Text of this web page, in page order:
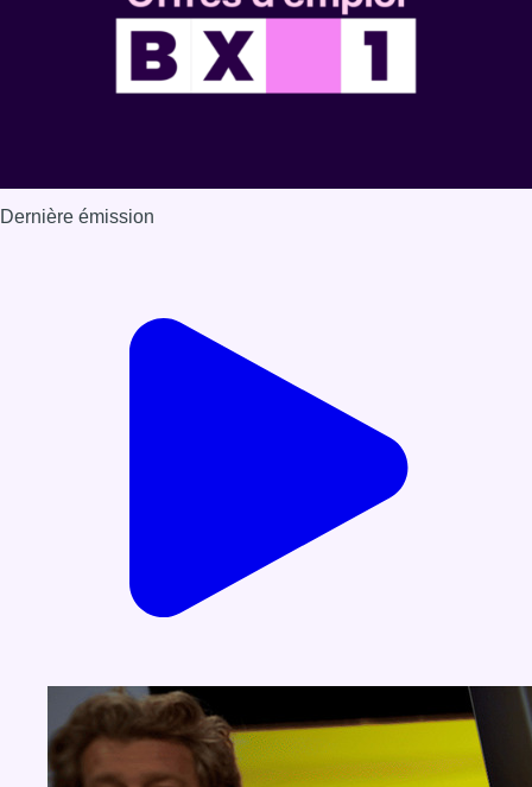
Dernière émission